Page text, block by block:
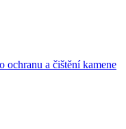
a čištění kamene